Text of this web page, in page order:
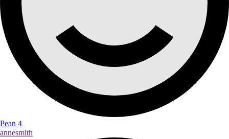
Pean 4
annesmith